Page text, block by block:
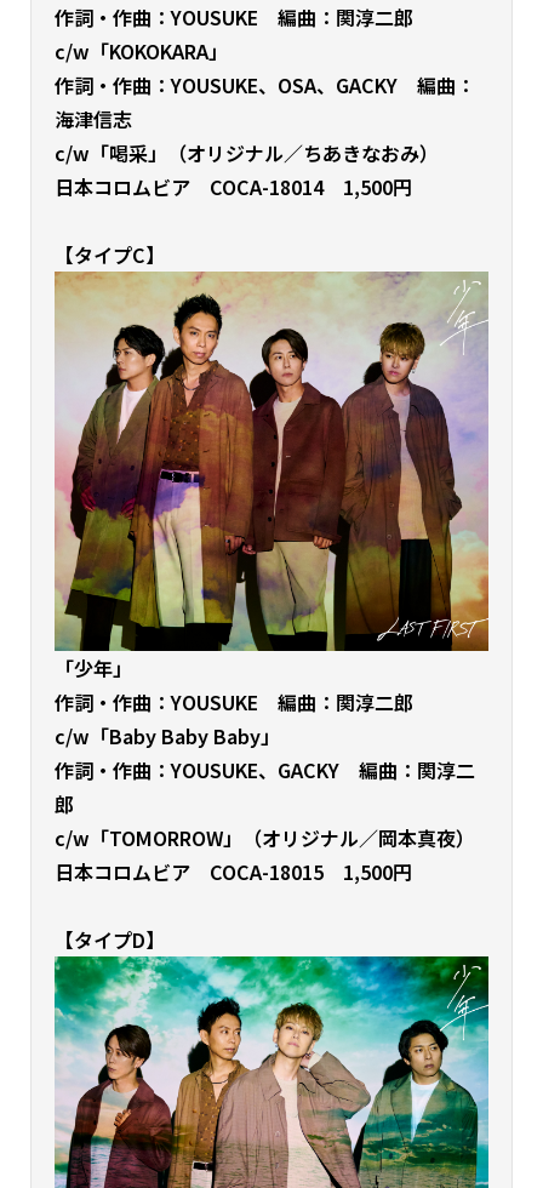
作詞・作曲：YOUSUKE 編曲：関淳二郎
c/w「KOKOKARA」
作詞・作曲：YOUSUKE、OSA、GACKY 編曲：
海津信志
c/w「喝采」（オリジナル／ちあきなおみ）
日本コロムビア COCA-18014 1,500円
【タイプC】
「少年」
作詞・作曲：YOUSUKE 編曲：関淳二郎
c/w「Baby Baby Baby」
作詞・作曲：YOUSUKE、GACKY 編曲：関淳二
郎
c/w「TOMORROW」（オリジナル／岡本真夜）
日本コロムビア COCA-18015 1,500円
【タイプD】